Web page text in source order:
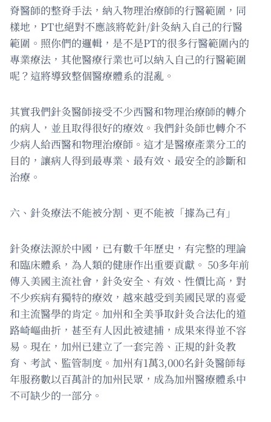
脊醫師的整脊手法，納入物理治療師的行醫範圍，同
樣地，PT也絕對不應該將乾針/針灸納入自己的行醫
範圍。照你們的邏輯，是不是PT的很多行醫範圍內的
專業療法，其他醫療行業也可以納入自己的行醫範圍
呢？這將導致整個醫療體系的混亂。
其實我們針灸醫師接受不少西醫和物理治療師的轉介
的病人，並且取得很好的療效。我們針灸師也轉介不
少病人給西醫和物理治療師。這才是醫療產業分工的
目的，讓病人得到最專業、最有效、最安全的診斷和
治療。
六、針灸療法不能被分割、更不能被「據為己有」
針灸療法源於中國，已有數千年歷史，有完整的理論
和臨床體系，為人類的健康作出重要貢獻。 50多年前
傳入美國主流社會，針灸安全、有效、性價比高，對
不少疾病有獨特的療效，越來越受到美國民眾的喜愛
和主流醫學的肯定。加州和全美爭取針灸合法化的道
路崎嶇曲折，甚至有人因此被逮捕，成果來得並不容
易。現在，加州已建立了一套完善、正規的針灸教
育、考試、監管制度。加州有1萬3,000名針灸醫師每
年服務數以百萬計的加州民眾，成為加州醫療體系中
不可缺少的一部分。